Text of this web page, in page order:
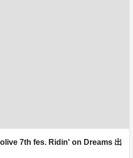
7th fes. Ridin' on Dreams 出